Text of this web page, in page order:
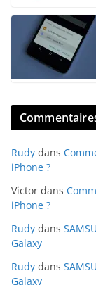
Rudy dans
iPhone ?
Victor dans
iPhone ?
Rudy dans
Galaxy
Rudy dans
Galaxy